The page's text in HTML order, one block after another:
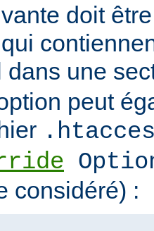
doit
dans une
peut
considéré) :